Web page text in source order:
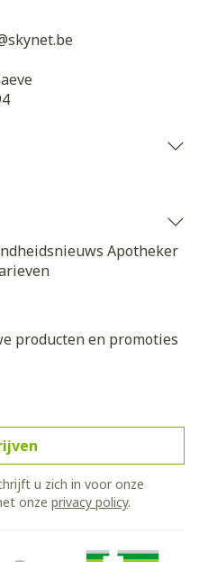
skynet.be
Apotheker
producten en promoties
u zich in voor onze
onze privacy policy.